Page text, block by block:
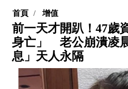
首頁 增值
前一天才開趴！47歲
身亡」 老公崩潰凌
息」天人永隔